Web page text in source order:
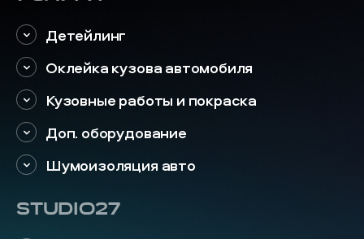
Детейлинг
Оклейка кузова автомобиля
Кузовные работы и покраска
Доп. оборудование
Шумоизоляция авто
STUDIO27